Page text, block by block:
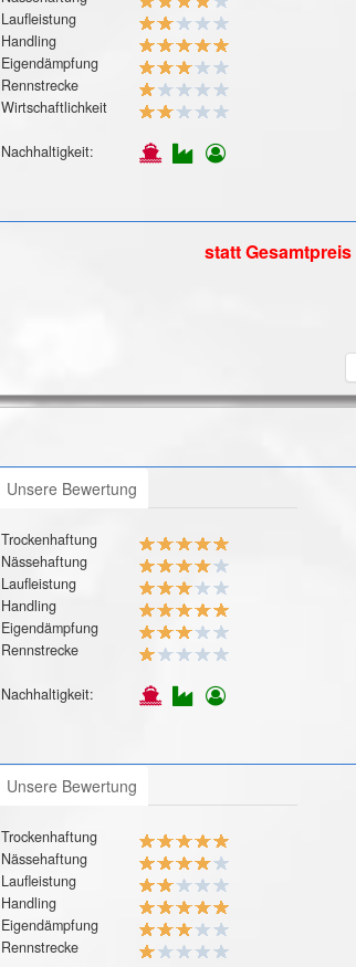
Laufleistung
Handling
Eigendämpfung
Rennstrecke
Wirtschaftlichkeit
Nachhaltigkeit:
statt Gesamtpreis
Unsere Bewertung
Trockenhaftung
Nässehaftung
Laufleistung
Handling
Eigendämpfung
Rennstrecke
Nachhaltigkeit:
Unsere Bewertung
Trockenhaftung
Nässehaftung
Laufleistung
Handling
Eigendämpfung
Rennstrecke